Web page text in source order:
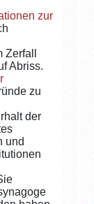
zur
Abriss.
zu
der
und